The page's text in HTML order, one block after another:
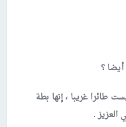
؟
طائرا غريبا ، إنها بطة
العزيز .